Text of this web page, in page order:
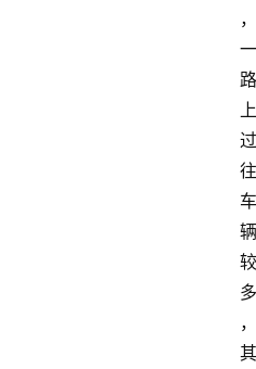
，
一
路
上
过
往
车
辆
较
多
，
其